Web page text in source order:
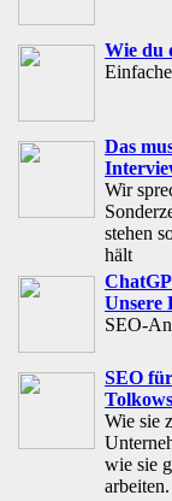
Wie du
Das
Wir
stehen
hält
Unsere
SEO-
SEO
Wie sie
wie sie
arbeiten.